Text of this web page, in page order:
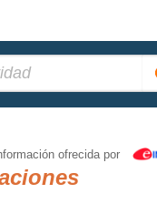
ofrecida por